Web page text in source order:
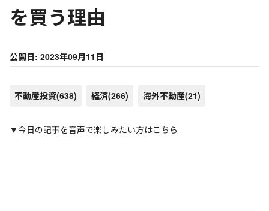
を買う理由
公開日: 2023年09月11日
不動産投資(638) 経済(266) 海外不動産(21)
▼今日の記事を音声で楽しみたい方はこちら